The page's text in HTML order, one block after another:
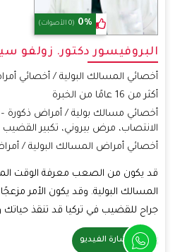
0% (0 الأصوات)
البروفيسور دكتور. زولفو
أخصائي المسالك البولية / أخصائي
أكثر من 16 عامًا من الخبرة
أخصائي مسالك بولية / أمراض
الانتصاب، مرض بيروني، تكبير القضيب
أخصائي أمراض المسالك البولية /
قد يكون من الصعب معرفة الوقت
المسالك البولية. وقد يكون الأمر
جراح للقضيب في تركيا قد تنقذ
استشارة الفيديو